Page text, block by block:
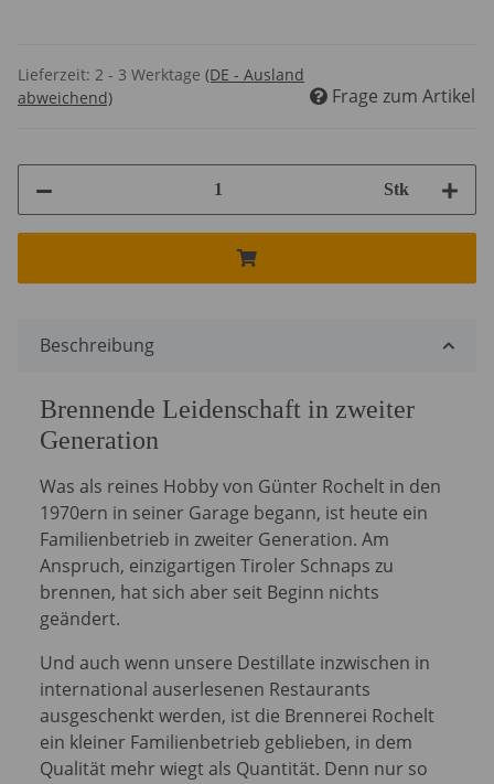
Lieferzeit: 2 - 3 Werktage (DE - Ausland
abweichend)
Frage zum Artikel
Stk
Beschreibung
Brennende Leidenschaft in zweiter
Generation
Was als reines Hobby von Günter Rochelt in den
1970ern in seiner Garage begann, ist heute ein
Familienbetrieb in zweiter Generation. Am
Anspruch, einzigartigen Tiroler Schnaps zu
brennen, hat sich aber seit Beginn nichts
geändert.
Und auch wenn unsere Destillate inzwischen in
international auserlesenen Restaurants
ausgeschenkt werden, ist die Brennerei Rochelt
ein kleiner Familienbetrieb geblieben, in dem
Qualität mehr wiegt als Quantität. Denn nur so